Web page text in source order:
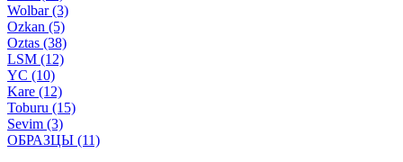
Wolbar (3)
Ozkan (5)
Oztas (38)
LSM (12)
YC (10)
Kare (12)
Toburu (15)
Sevim (3)
ОБРАЗЦЫ (11)